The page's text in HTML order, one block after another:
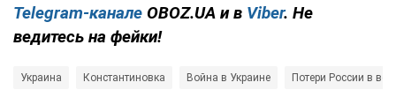
Telegram-канале OBOZ.UA и в Viber. Не
ведитесь на фейки!
Украина Константиновка Война в Украине Потери России в